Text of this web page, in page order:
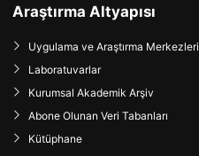
Araştırma Altyapısı
Uygulama ve Araştırma Merkezleri
Laboratuvarlar
Kurumsal Akademik Arşiv
Abone Olunan Veri Tabanları
Kütüphane